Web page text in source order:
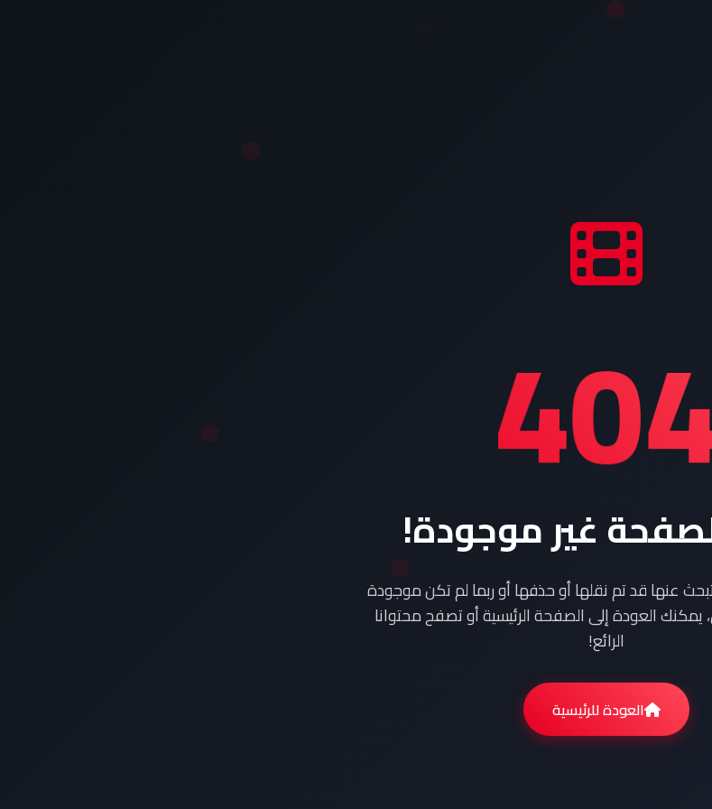
غير موجودة!
عنها قد تم نقلها أو حذفها أو ربما لم تكن موجودة
العودة إلى الصفحة الرئيسية أو تصفح محتوانا
الرائع!
العودة للرئيسية